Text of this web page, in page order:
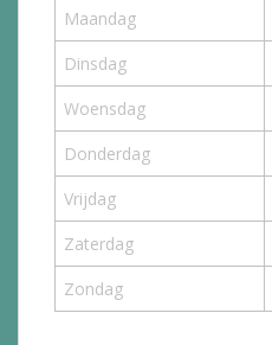
Maandag
Dinsdag
Woensdag
Donderdag
Vrijdag
Zaterdag
Zondag